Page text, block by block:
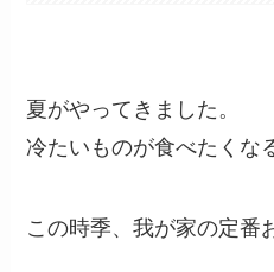
夏がやってきました。
冷たいものが食べたくな
この時季、我が家の定番